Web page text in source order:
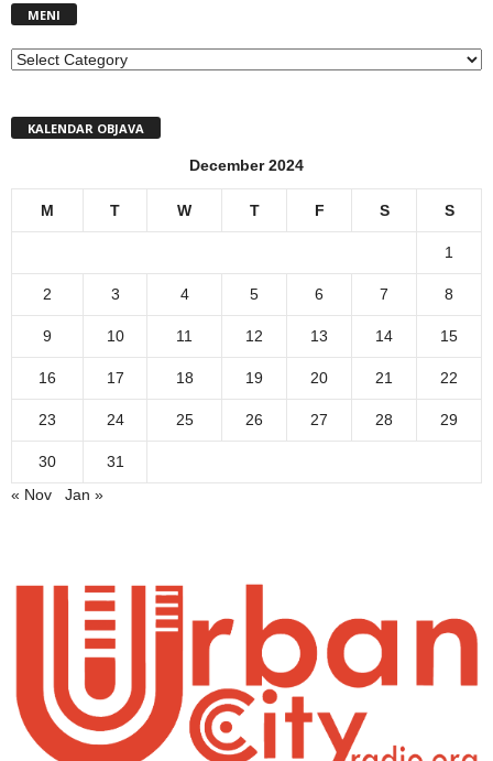
MENI
MENI
KALENDAR OBJAVA
December 2024
M T W T F S S
1
2 3 4 5 6 7 8
9 10 11 12 13 14 15
16 17 18 19 20 21 22
23 24 25 26 27 28 29
30
31
« Nov
Jan »